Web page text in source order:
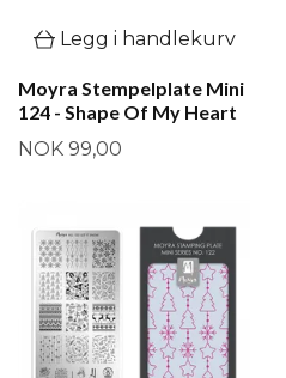
Legg i handlekurv
Moyra Stempelplate Mini
124 - Shape Of My Heart
NOK 99,00